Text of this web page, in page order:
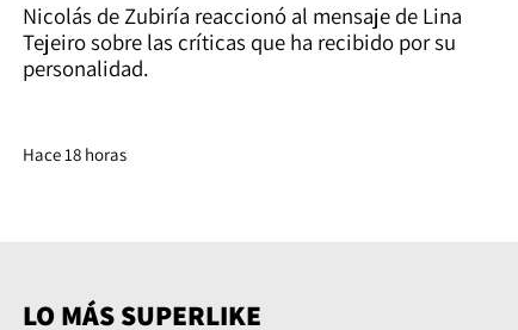
Nicolás de Zubiría reaccionó al mensaje de Lina
Tejeiro sobre las críticas que ha recibido por su
personalidad.
Hace 18 horas
LO MÁS SUPERLIKE